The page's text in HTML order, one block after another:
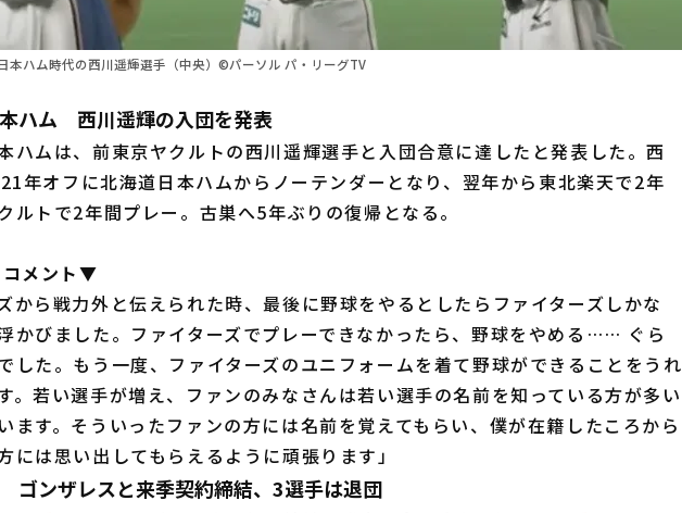
本ハム時代の西川遥輝選手（中央）©パーソル パ・リーグTV
ハム 西川遥輝の入団を発表
ハムは、前東京ヤクルトの西川遥輝選手と入団合意に達したと発表した。西
年オフに北海道日本ハムからノーテンダーとなり、翌年から東北楽天で2年
ルトで2年間プレー。古巣へ5年ぶりの復帰となる。
メント▼
から戦力外と伝えられた時、最後に野球をやるとしたらファイターズしかな
かびました。ファイターズでプレーできなかったら、野球をやめる…… ぐら
した。もう一度、ファイターズのユニフォームを着て野球ができることをうれ
。若い選手が増え、ファンのみなさんは若い選手の名前を知っている方が多い
ます。そういったファンの方には名前を覚えてもらい、僕が在籍したころから
には思い出してもらえるように頑張ります」
ンザレスと来季契約締結、3選手は退団